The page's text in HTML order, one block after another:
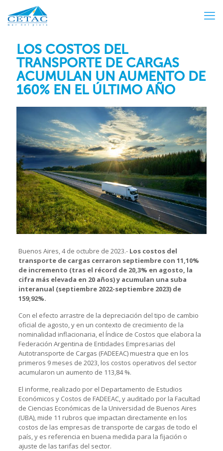
LOS COSTOS DEL
TRANSPORTE DE CARGAS
ACUMULAN UN AUMENTO DE
160% EN EL ÚLTIMO AÑO
Buenos Aires, 4 de octubre de 2023.-Los costos del
transporte de cargas cerraron septiembre con 11,10%
de incremento (tras el récord de 20,3% en agosto, la
cifra más elevada en 20 años) y acumulan una suba
interanual (septiembre 2022-septiembre 2023) de
159,92%.
Con el efecto arrastre de la depreciación del tipo de cambio
oficial de agosto, y en un contexto de crecimiento de la
nominalidad inflacionaria, el Índice de Costos que elabora la
Federación Argentina de Entidades Empresarias del
Autotransporte de Cargas (FADEEAC) muestra que en los
primeros 9 meses de 2023, los costos operativos del sector
acumularon un aumento de 113,84 %.
El informe, realizado por el Departamento de Estudios
Económicos y Costos de FADEEAC, y auditado por la Facultad
de Ciencias Económicas de la Universidad de Buenos Aires
(UBA), mide 11 rubros que impactan directamente en los
costos de las empresas de transporte de cargas de todo el
país, y es referencia en buena medida para la fijación o
ajuste de las tarifas del sector.